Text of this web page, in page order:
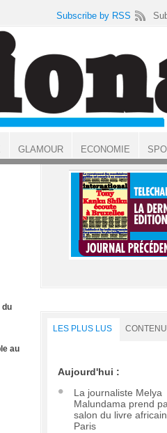
du
au
LES PLUS LUS
Aujourd'hui :
La journaliste Melya
Malundama prend
salon du livre
Paris
Subscribe by RSS
GLAMOUR ECONOMIE